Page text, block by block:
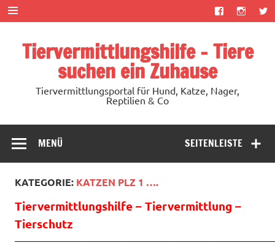
Zum
Inhalt
springen
Tiervermittlungshilfe – Tiere
suchen ein Zuhause
Tiervermittlungsportal für Hund, Katze, Nager,
Reptilien & Co
SEITENLEISTE
MENÜ
KATEGORIE: KATZEN PLZ 1 ….
Tiervermittlungshilfe – Tiervermittlung –
Tierschutz